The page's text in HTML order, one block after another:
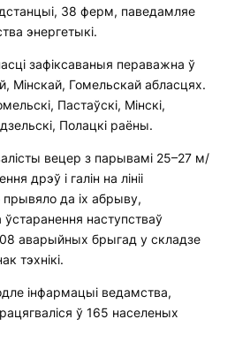
38 ферм, паведамляе
энергетыкі.
зафіксаваныя пераважна ў
Мінскай, Гомельскай абласцях.
Пастаўскі, Мінскі,
Полацкі раёны.
вецер з парывамі 25–27 м/
дрэў і галін на лініі
да іх абрыву,
наступстваў
аварыйных брыгад у складзе
тэхнікі.
інфармацыі ведамства,
ў 165 населеных